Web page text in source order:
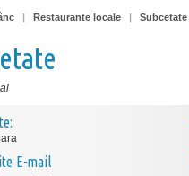
| Restaurante locale | Subcetate
E-mail